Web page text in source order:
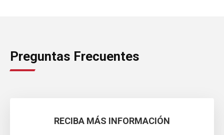
Preguntas Frecuentes
RECIBA MÁS INFORMACIÓN